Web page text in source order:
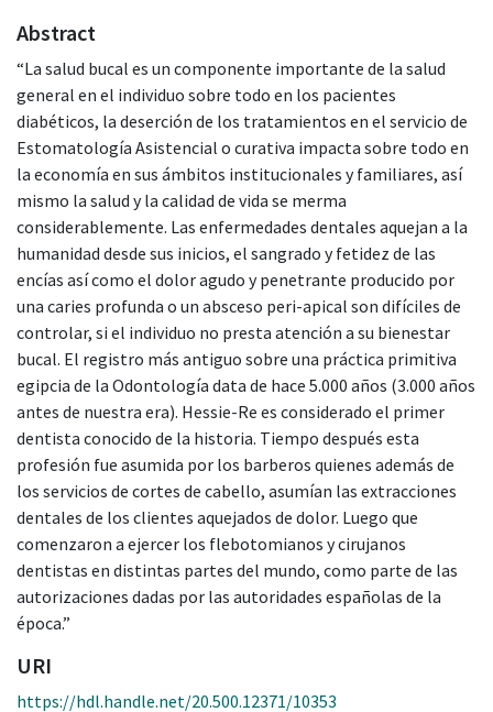
Abstract
“La salud bucal es un componente importante de la salud
general en el individuo sobre todo en los pacientes
diabéticos, la deserción de los tratamientos en el servicio de
Estomatología Asistencial o curativa impacta sobre todo en
la economía en sus ámbitos institucionales y familiares, así
mismo la salud y la calidad de vida se merma
considerablemente. Las enfermedades dentales aquejan a la
humanidad desde sus inicios, el sangrado y fetidez de las
encías así como el dolor agudo y penetrante producido por
una caries profunda o un absceso peri-apical son difíciles de
controlar, si el individuo no presta atención a su bienestar
bucal. El registro más antiguo sobre una práctica primitiva
egipcia de la Odontología data de hace 5.000 años (3.000 años
antes de nuestra era). Hessie-Re es considerado el primer
dentista conocido de la historia. Tiempo después esta
profesión fue asumida por los barberos quienes además de
los servicios de cortes de cabello, asumían las extracciones
dentales de los clientes aquejados de dolor. Luego que
comenzaron a ejercer los flebotomianos y cirujanos
dentistas en distintas partes del mundo, como parte de las
autorizaciones dadas por las autoridades españolas de la
época.”
URI
https://hdl.handle.net/20.500.12371/10353